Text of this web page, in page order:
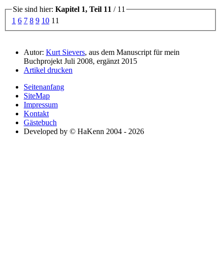
Sie sind hier: Kapitel 1, Teil 11 / 11
1 6 7 8 9 10 11
Autor: Kurt Sievers, aus dem Manuscript für mein
Buchprojekt Juli 2008, ergänzt 2015
Artikel drucken
Seitenanfang
SiteMap
Impressum
Kontakt
Gästebuch
Developed by © HaKenn 2004 - 2026